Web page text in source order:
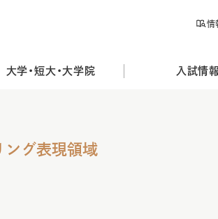
大学・短大・大学院 入試情
情
ング表現領域